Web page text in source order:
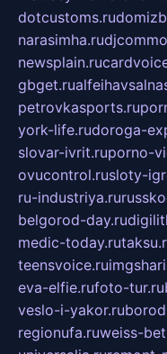
dotcustoms.ru
narasimha.ru
newsplain.ru
gbget.ru
petrovkasports.ru
york-life.rudoroga-
slovar-ivrit.ruporno-
ovucontrol.rusloty-
ru-industriya.ru
belgorod-day.ru
medic-today.ru
teensvoice.ru
eva-elfie.rufoto-tur.ru
veslo-i-yakor.ru
regionufa.ruweiss-